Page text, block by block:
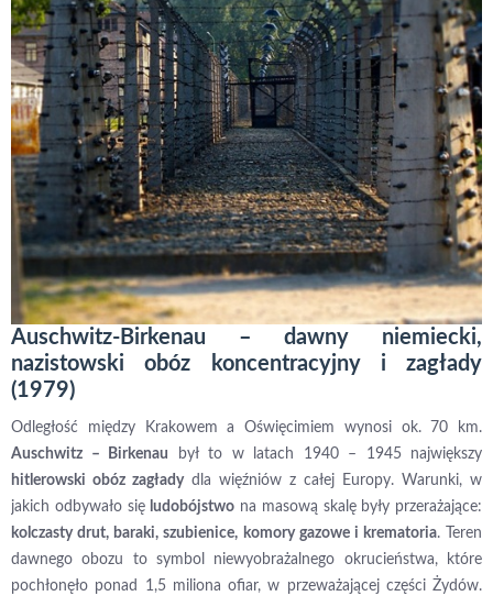
Auschwitz-Birkenau – dawny niemiecki,
nazistowski obóz koncentracyjny i zagłady
(1979)
Odległość między Krakowem a Oświęcimiem wynosi ok. 70 km.
Auschwitz – Birkenau był to w latach 1940 – 1945 największy
hitlerowski obóz zagładydla więźniów z całej Europy. Warunki, w
jakich odbywało się ludobójstwo na masową skalę były przerażające:
kolczasty drut, baraki, szubienice, komory gazowe i krematoria. Teren
dawnego obozu to symbol niewyobrażalnego okrucieństwa, które
pochłonęło ponad 1,5 miliona ofiar, w przeważającej części Żydów.